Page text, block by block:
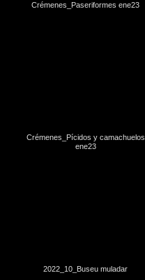
Crémenes_Paseriformes ene23
Crémenes_Pícidos y camachuelos
ene23
2022_10_Buseu muladar